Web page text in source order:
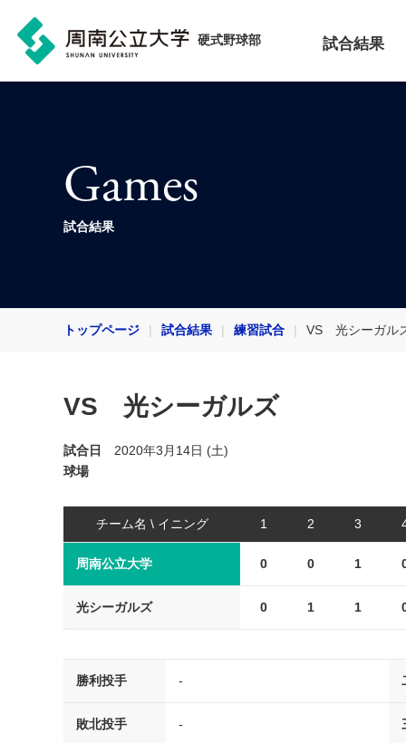
硬式野球部 試合結果
Games
試合結果
トップページ 試合結果 練習試合 VS 光シーガル
VS 光シーガルズ
試合日
2020年3月14日 (土)
球場
チーム名 \ イニング 1 2 3
周南公立大学 0 0 1
光シーガルズ 0 1 1
勝利投手 -
敗北投手 -